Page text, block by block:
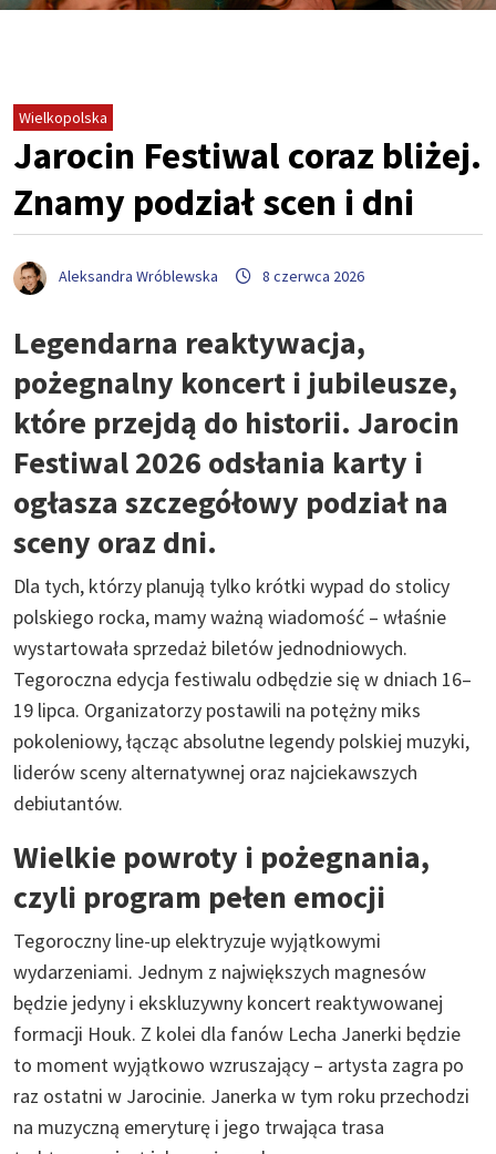
Wielkopolska
Jarocin Festiwal coraz bliżej.
Znamy podział scen i dni
Aleksandra Wróblewska 8 czerwca 2026
Legendarna reaktywacja,
pożegnalny koncert i jubileusze,
które przejdą do historii. Jarocin
Festiwal 2026 odsłania karty i
ogłasza szczegółowy podział na
sceny oraz dni.
Dla tych, którzy planują tylko krótki wypad do stolicy
polskiego rocka, mamy ważną wiadomość – właśnie
wystartowała sprzedaż biletów jednodniowych.
Tegoroczna edycja festiwalu odbędzie się w dniach 16–
19 lipca. Organizatorzy postawili na potężny miks
pokoleniowy, łącząc absolutne legendy polskiej muzyki,
liderów sceny alternatywnej oraz najciekawszych
debiutantów.
Wielkie powroty i pożegnania,
czyli program pełen emocji
Tegoroczny line-up elektryzuje wyjątkowymi
wydarzeniami. Jednym z największych magnesów
będzie jedyny i ekskluzywny koncert reaktywowanej
formacji Houk. Z kolei dla fanów Lecha Janerki będzie
to moment wyjątkowo wzruszający – artysta zagra po
raz ostatni w Jarocinie. Janerka w tym roku przechodzi
na muzyczną emeryturę i jego trwająca trasa